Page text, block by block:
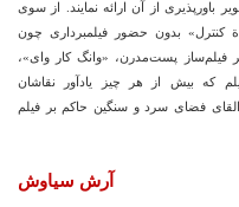
باورپذیری از آن ارائه نمایند. از سوی
کنترل» بدون حضور فیلمبرداری چون
فیلم‌ساز پست‌مدرن، «وانگ کار وای»،
که بیش از هر چیز یادآور نقاشان
فضای سرد و سنگین حاکم بر فیلم
آرش سیاوش